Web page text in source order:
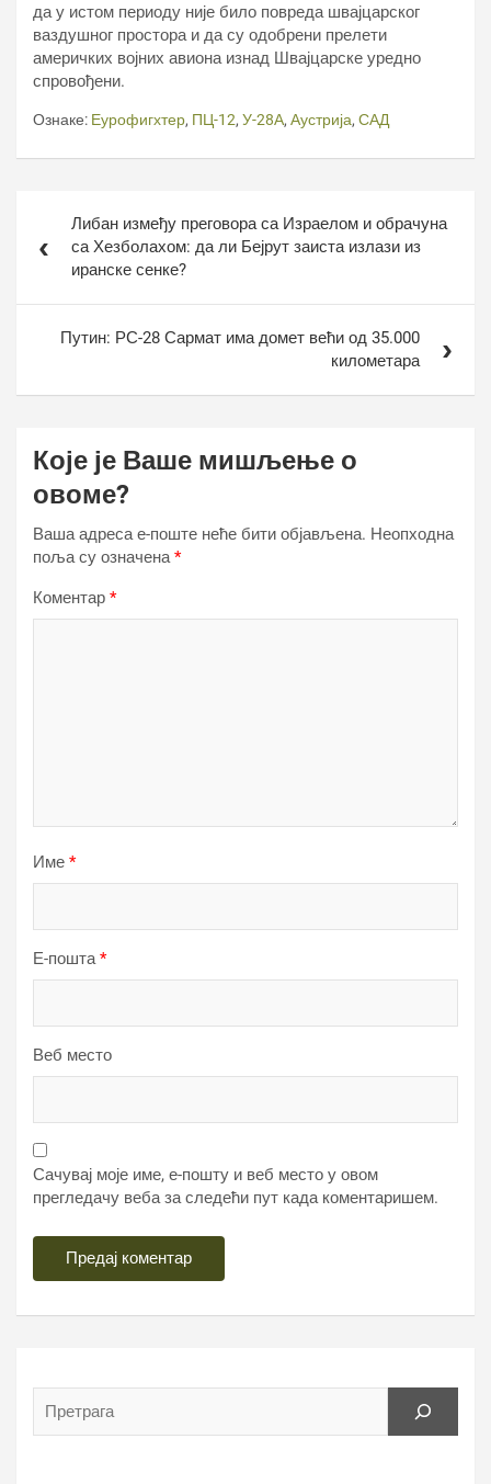
да у истом периоду није било повреда швајцарског
ваздушног простора и да су одобрени прелети
америчких војних авиона изнад Швајцарске уредно
спровођени.
Ознаке: Еурофигхтер, ПЦ-12, У-28А, Аустрија, САД
чланкаЛибан између преговора са Израелом и обрачуна
са Хезболахом: да ли Бејрут заиста излази из
иранске сенке?
Путин: РС-28 Сармат има домет већи од 35.000
километара
Које је Ваше мишљење о
овоме?
Ваша адреса е-поште неће бити објављена. Неопходна
поља су означена*
Коментар *
Име *
Е-пошта*
Веб место
Сачувај моје име, е-пошту и веб место у овом
прегледачу веба за следећи пут када коментаришем.